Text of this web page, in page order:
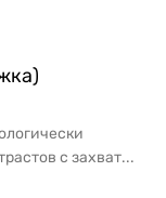
с захват...